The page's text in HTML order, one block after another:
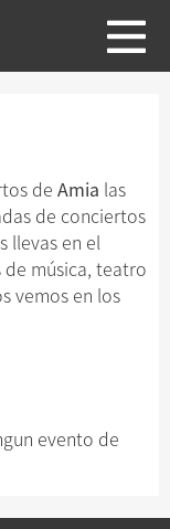
de Amia las
de conciertos
llevas en el
música, teatro
vemos en los
evento de